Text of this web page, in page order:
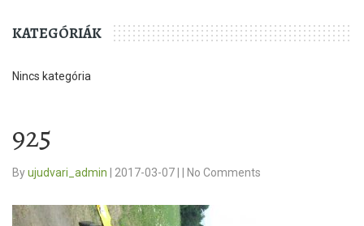
KATEGÓRIÁK
Nincs kategória
925
Byujudvari_admin 2017-03-07 No Comments